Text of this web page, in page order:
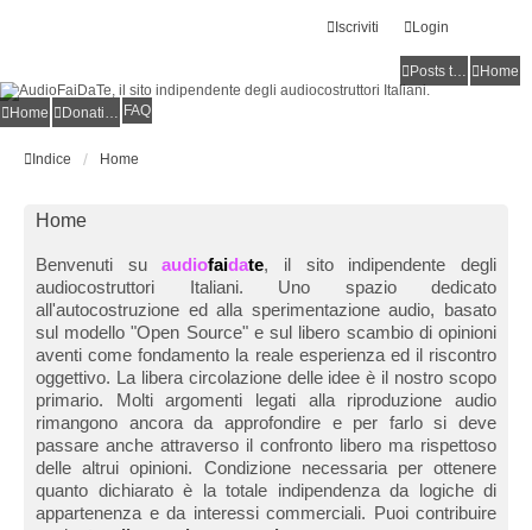
Login
Iscriviti
Posts toplist Home
Home Donations FAQ
Indice Home
Home
Benvenuti suaudiofaidate, il sito indipendente degli
audiocostruttori Italiani. Uno spazio dedicato
all'autocostruzione ed alla sperimentazione audio, basato
sul modello "Open Source" e sul libero scambio di opinioni
aventi come fondamento la reale esperienza ed il riscontro
oggettivo. La libera circolazione delle idee è il nostro scopo
primario. Molti argomenti legati alla riproduzione audio
rimangono ancora da approfondire e per farlo si deve
passare anche attraverso il confronto libero ma rispettoso
delle altrui opinioni. Condizione necessaria per ottenere
quanto dichiarato è la totale indipendenza da logiche di
appartenenza e da interessi commerciali. Puoi contribuire